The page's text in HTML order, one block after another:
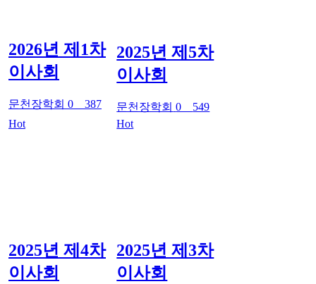
2026년 제1차
이사회
문천장학회 0 387
2025년 제5차
이사회
문천장학회 0 549
Hot
2025년 제4차
이사회
Hot
2025년 제3차
이사회